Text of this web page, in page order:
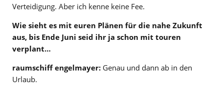
Verteidigung. Aber ich kenne keine Fee.
Wie sieht es mit euren Plänen für die nahe Zukunft
aus, bis Ende Juni seid ihr ja schon mit touren
verplant…
raumschiff engelmayer: Genau und dann ab in den
Urlaub.